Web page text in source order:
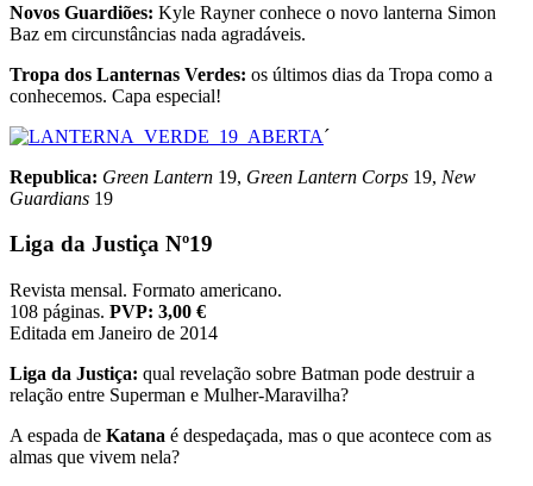
Novos Guardiões: Kyle Rayner conhece o novo lanterna Simon
Baz em circunstâncias nada agradáveis.
Tropa dos Lanternas Verdes: os últimos dias da Tropa como a
conhecemos. Capa especial!
´
Republica: Green Lantern 19, Green Lantern Corps 19, New
Guardians 19
Liga da Justiça Nº19
Revista mensal. Formato americano.
108 páginas. PVP: 3,00 €
Editada em Janeiro de 2014
Liga da Justiça: qual revelação sobre Batman pode destruir a
relação entre Superman e Mulher-Maravilha?
A espada de Katana é despedaçada, mas o que acontece com as
almas que vivem nela?